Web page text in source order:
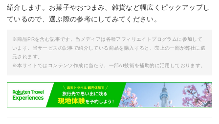
紹介します。お菓子やおつまみ、雑貨など幅広くピックアップし
ているので、選ぶ際の参考にしてみてください。
※商品PRを含む記事です。当メディアは各種アフィリエイトプログラムに参加して
います。当サービスの記事で紹介している商品を購入すると、売上の一部が弊社に還
元されます。
※本サイトではコンテンツ作成に当たり、一部AI技術を補助的に活用しております。